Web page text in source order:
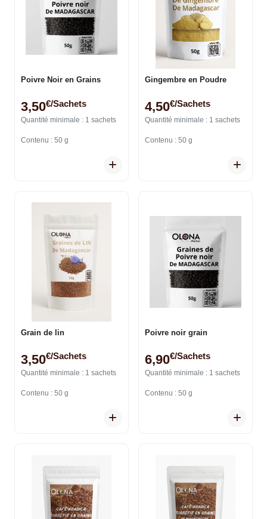
Poivre Noir en Grains
3,50€/sachets
Quantité minimale : 1 sachets
Contenu : 50 g
Gingembre en Poudre
4,50€/sachets
Quantité minimale : 1 sachets
Contenu : 50 g
Grain de lin
3,50€/sachets
Quantité minimale : 1 sachets
Contenu : 50 g
Poivre noir grain
6,90€/sachets
Quantité minimale : 1 sachets
Contenu : 50 g